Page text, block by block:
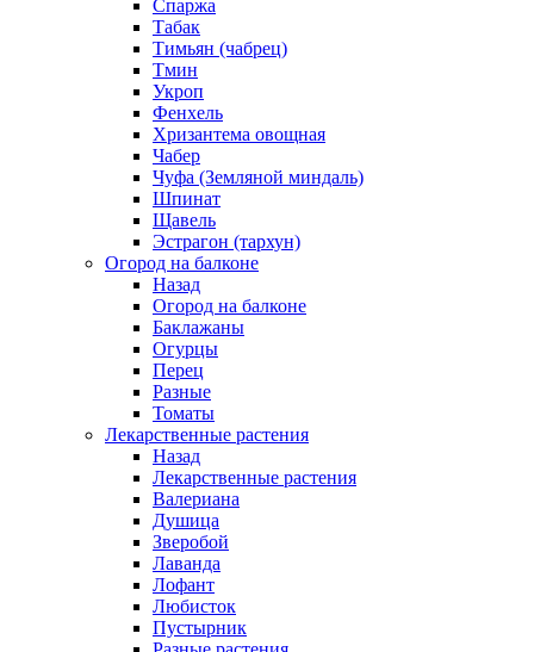
Спаржа
Табак
Тимьян (чабрец)
Тмин
Укроп
Фенхель
Хризантема овощная
Чабер
Чуфа (Земляной миндаль)
Шпинат
Щавель
Эстрагон (тархун)
Огород на балконе
Назад
Огород на балконе
Баклажаны
Огурцы
Перец
Разные
Томаты
Лекарственные растения
Назад
Лекарственные растения
Валериана
Душица
Зверобой
Лаванда
Лофант
Любисток
Пустырник